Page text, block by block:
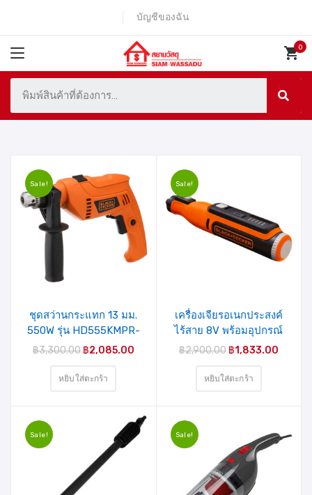
บัญชีของฉัน
Sale!
ชุดสว่านกระแทก 13 มม.
550W รุ่น HD555KMPR-
B1 BLACK&DECKER
฿3,300.00 ฿2,085.00
หยิบใส่ตะกร้า
Sale!
เครื่องเจียรอเนกประสงค์
ไร้สาย 8V พร้อมอุปกรณ์
35 ชิ้น รุ่น BCRT8K35-B1
฿2,900.00 ฿1,833.00
หยิบใส่ตะกร้า
Sale! Sale!